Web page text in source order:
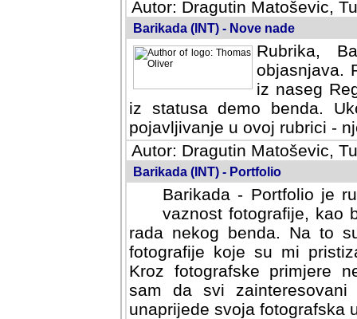
Autor: Dragutin Matoševic,
Barikada (INT) - Nove nade
Rubrika,
objasnjava.
iz naseg
iz statusa demo benda.
pojavljivanje u ovoj rubrici -
Autor: Dragutin Matoševic,
Barikada (INT) - Portfolio
Barikada - Portfolio je
vaznost fotografije, kao
rada nekog benda. Na to
fotografije koje su mi
fotografske primjere
svi zainteresovani
svoja fotografska umijeca.